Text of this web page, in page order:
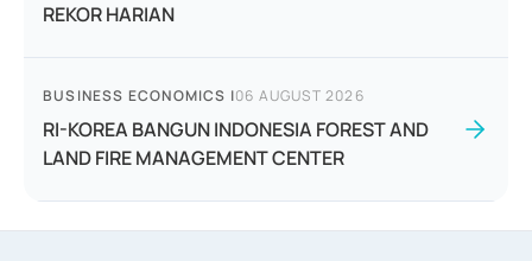
REKOR HARIAN
BUSINESS ECONOMICS |06 AUGUST 2026
RI-KOREA BANGUN INDONESIA FOREST AND
LAND FIRE MANAGEMENT CENTER